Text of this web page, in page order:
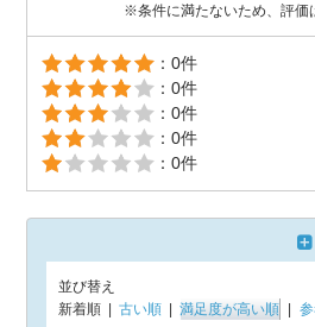
※条件に満たないため、評価
：0件
：0件
：0件
：0件
：0件
並び替え
新着順
古い順 満足度が高い順